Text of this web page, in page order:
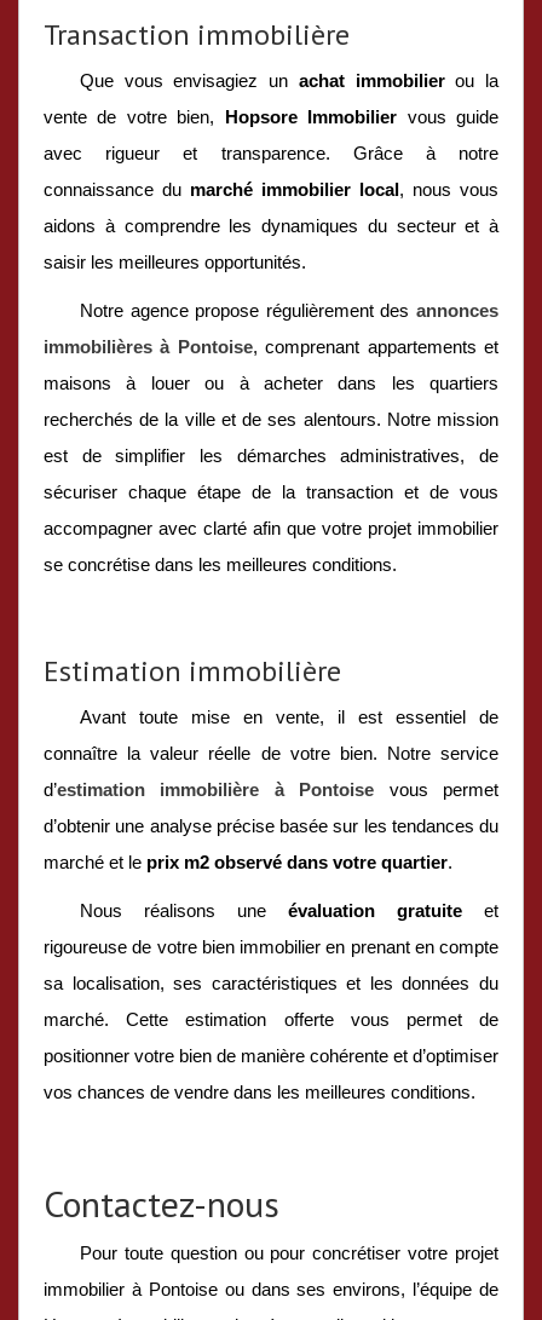
Transaction immobilière
Que vous envisagiez un achat immobilierou la
vente de votre bien, Hopsore Immobilier vous guide
avec rigueur et transparence. Grâce à notre
connaissance du marché immobilier local, nous vous
aidons à comprendre les dynamiques du secteur et à
saisir les meilleures opportunités.
Notre agence propose régulièrement des annonces
immobilières à Pontoise, comprenant appartements et
maisons à louer ou à acheter dans les quartiers
recherchés de la ville et de ses alentours. Notre mission
est de simplifier les démarches administratives, de
sécuriser chaque étape de la transaction et de vous
accompagner avec clarté afin que votre projet immobilier
se concrétise dans les meilleures conditions.
Estimation immobilière
Avant toute mise en vente, il est essentiel de
connaître la valeur réelle de votre bien. Notre service
d’estimation immobilière à Pontoise vous permet
d’obtenir une analyse précise basée sur les tendances du
marché et le prix m2 observé dans votre quartier.
Nous réalisons une évaluation gratuite et
rigoureuse de votre bien immobilier en prenant en compte
sa localisation, ses caractéristiques et les données du
marché. Cette estimation offerte vous permet de
positionner votre bien de manière cohérente et d’optimiser
vos chances de vendre dans les meilleures conditions.
Contactez-nous
Pour toute question ou pour concrétiser votre projet
immobilier à Pontoise ou dans ses environs, l’équipe de